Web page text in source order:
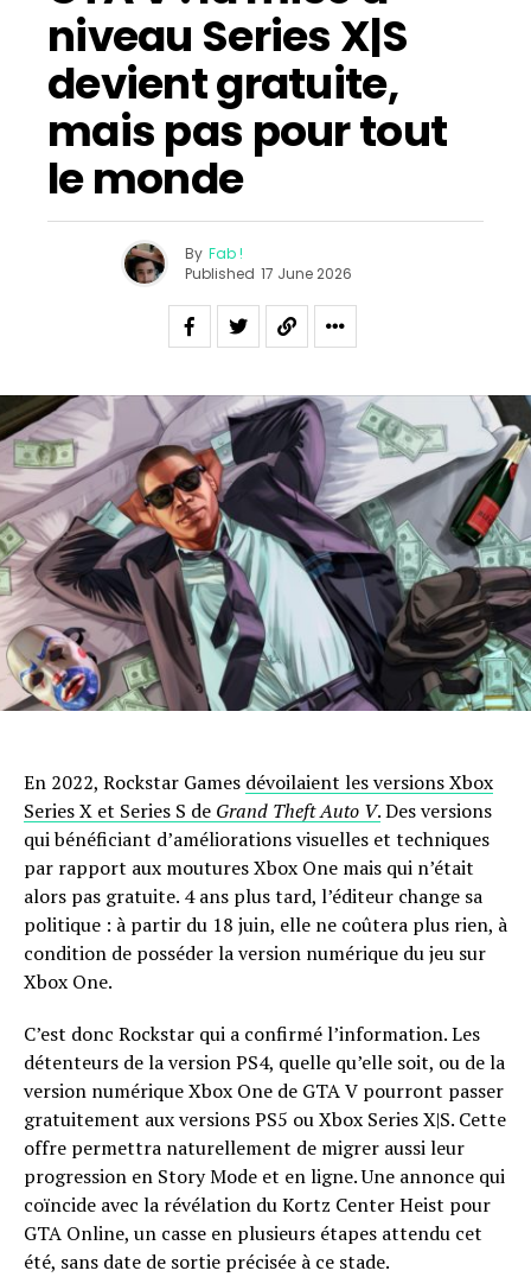
niveau Series X|S
devient gratuite,
mais pas pour tout
le monde
By Fab !
Published 17 June 2026
En 2022, Rockstar Games dévoilaient les versions Xbox
Series X et Series S de Grand Theft Auto V.Des versions
qui bénéficiant d’améliorations visuelles et techniques
par rapport aux moutures Xbox One mais qui n’était
alors pas gratuite. 4 ans plus tard, l’éditeur change sa
politique : à partir du 18 juin, elle ne coûtera plus rien, à
condition de posséder la version numérique du jeu sur
Xbox One.
C’est donc Rockstar qui a confirmé l’information. Les
détenteurs de la version PS4, quelle qu’elle soit, ou de la
version numérique Xbox One de GTA V pourront passer
gratuitement aux versions PS5 ou Xbox Series X|S. Cette
offre permettra naturellement de migrer aussi leur
progression en Story Mode et en ligne. Une annonce qui
coïncide avec la révélation du Kortz Center Heist pour
GTA Online, un casse en plusieurs étapes attendu cet
été, sans date de sortie précisée à ce stade.